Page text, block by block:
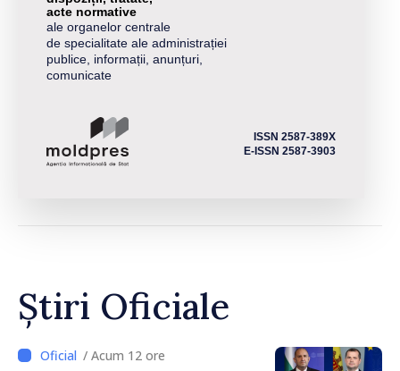
acte normative
ale organelor centrale
de specialitate ale administrației
publice, informații, anunțuri,
comunicate
ISSN 2587-389X
E-ISSN 2587-3903
Știri Oficiale
/ Acum 12 ore